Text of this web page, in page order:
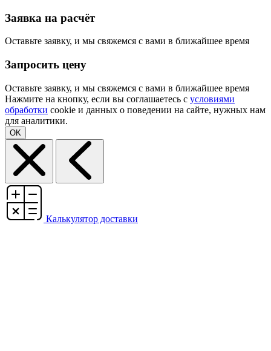
Заявка на расчёт
Оставьте заявку, и мы свяжемся с вами в ближайшее время
Запросить цену
Оставьте заявку, и мы свяжемся с вами в ближайшее время
Нажмите на кнопку, если вы соглашаетесь с условиями
обработки cookie и данных о поведении на сайте, нужных нам
для аналитики.
OK
Калькулятор доставки